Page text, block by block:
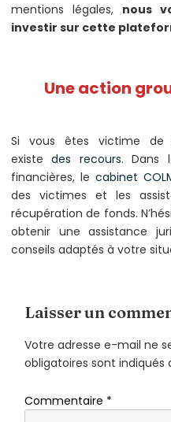
mentions légales, nous
investir sur cette
Une action
Si vous êtes victime de
existedes recours. Dans
financières, le cabinet
des victimes et les
récupération de fonds.
obtenir une assistance
conseils adaptés à votre
Laisser un
Votre adresse e-mail ne
obligatoires sont indiqués
Commentaire *